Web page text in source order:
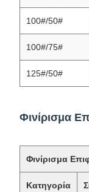
100#/50#
100#/75#
125#/50#
Φινίρισμα
Φινίρισμα
Κατηγορία